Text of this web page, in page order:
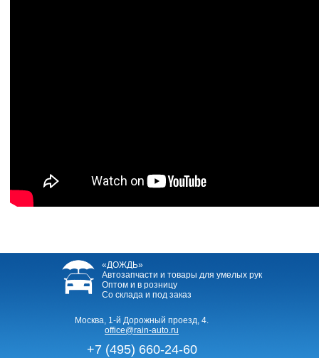
«ДОЖДЬ»
Автозапчасти и товары для умелых рук
Оптом и в розницу
Со склада и под заказ
Москва, 1-й Дорожный проезд, 4.
office@rain-auto.ru
+7 (495) 660-24-60